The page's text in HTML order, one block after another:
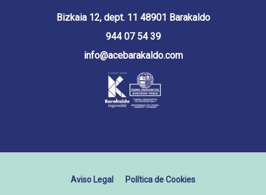
Bizkaia 12, dept. 11 48901 Barakaldo
944 07 54 39
info@acebarakaldo.com
Aviso Legal Política de Cookies